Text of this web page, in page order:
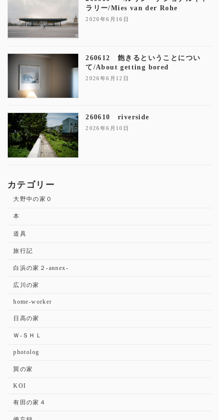
ラリー/Mies van der Rohe
2026年6月16日
260612 飽きるということについ
て/About getting bored
2026年6月12日
260610 riverside
2026年6月10日
カテゴリー
大野中の家０
本
道具
旅行記
白浜の家２-annex-
広川の家
home-worker
日高の家
Ｗ-ＳＨＬ
photolog
巽の家
KOI
有田の家４